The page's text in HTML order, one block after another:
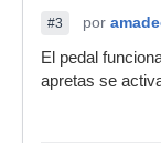
#3 por
El pedal
apretas se